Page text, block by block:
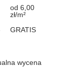
od 6,00
zł/m²
GRATIS
wycena